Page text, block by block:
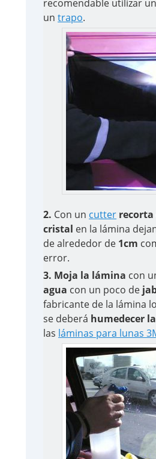
recomendable utilizar un
untrapo.
2. Con un cutter recorta
cristal en la lámina
de alrededor de 1cm
error.
3. Moja la lámina con
agua con un poco de
fabricante de la lámina
se deberá humedecer
las láminas para lunas